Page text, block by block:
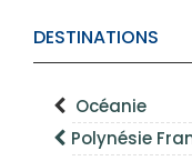
DESTINATIONS
Océanie
Polynésie